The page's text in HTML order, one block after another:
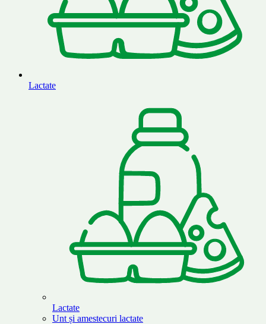
Lactate
Lactate
Unt și amestecuri lactate